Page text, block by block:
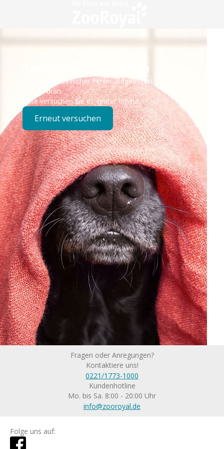
Technisches Problem
Es ist ein technischer Fehler aufgetreten – wir sind
bereits dran.
Bitte versuchen Sie es später erneut.
Erneut versuchen
Fragen oder Anregungen?
Kontaktiere uns!
0221/1773-1000
Kundenhotline
Mo. bis Sa. 8:00 - 20:00 Uhr
info@zooroyal.de
Folge uns auf: